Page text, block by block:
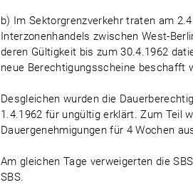
b) Im Sektorgrenzverkehr traten am
Interzonenhandels zwischen West-
deren Gültigkeit bis zum 30.4.1962
neue Berechtigungsscheine beschafft
Desgleichen wurden die
1.4.1962 für ungültig erklärt. Zum Teil
Dauergenehmigungen für 4 Wochen
Am gleichen Tage verweigerten die
SBS.